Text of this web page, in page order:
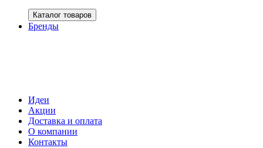
Каталог товаров
Бренды
Идеи
Акции
Доставка и оплата
О компании
Контакты